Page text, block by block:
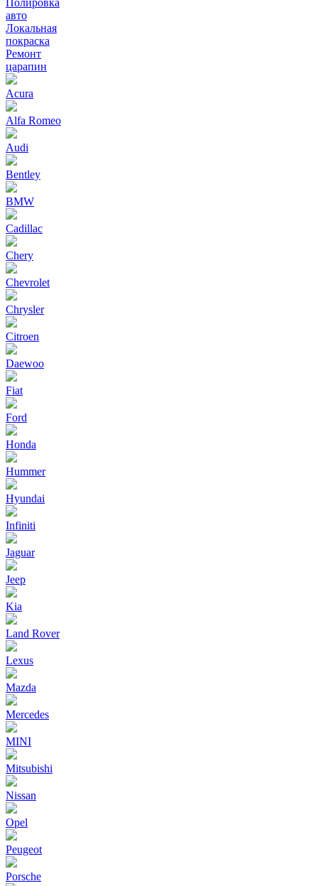
Полировка
авто
Локальная
покраска
Ремонт
царапин
Acura
Alfa Romeo
Audi
Bentley
BMW
Cadillac
Chery
Chevrolet
Chrysler
Citroen
Daewoo
Fiat
Ford
Honda
Hummer
Hyundai
Infiniti
Jaguar
Jeep
Kia
Land Rover
Lexus
Mazda
Mercedes
MINI
Mitsubishi
Nissan
Opel
Peugeot
Porsche